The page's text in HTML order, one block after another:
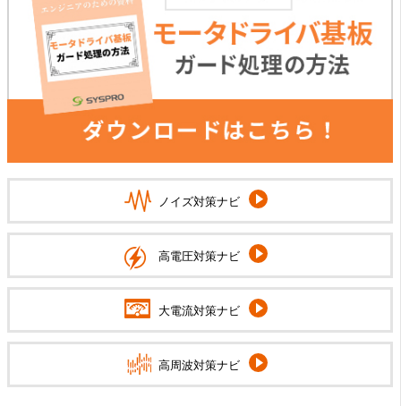
ノイズ対策ナビ
高電圧対策ナビ
大電流対策ナビ
高周波対策ナビ